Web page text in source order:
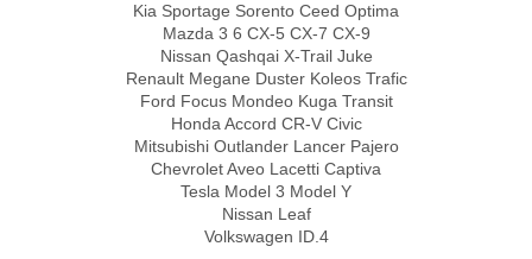
Kia Sportage Sorento Ceed Optima
Mazda 3 6 CX-5 CX-7 CX-9
Nissan Qashqai X-Trail Juke
Renault Megane Duster Koleos Trafic
Ford Focus Mondeo Kuga Transit
Honda Accord CR-V Civic
Mitsubishi Outlander Lancer Pajero
Chevrolet Aveo Lacetti Captiva
Tesla Model 3 Model Y
Nissan Leaf
Volkswagen ID.4